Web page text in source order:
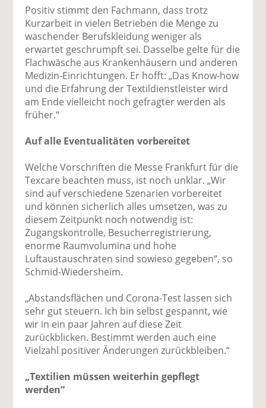
Positiv stimmt den Fachmann, dass trotz
Kurzarbeit in vielen Betrieben die Menge zu
waschender Berufskleidung weniger als
erwartet geschrumpft sei. Dasselbe gelte für die
Flachwäsche aus Krankenhäusern und anderen
Medizin-Einrichtungen. Er hofft: „Das Know-how
und die Erfahrung der Textildienstleister wird
am Ende vielleicht noch gefragter werden als
früher.“
Auf alle Eventualitäten vorbereitet
Welche Vorschriften die Messe Frankfurt für die
Texcare beachten muss, ist noch unklar. „Wir
sind auf verschiedene Szenarien vorbereitet
und können sicherlich alles umsetzen, was zu
diesem Zeitpunkt noch notwendig ist:
Zugangskontrolle, Besucherregistrierung,
enorme Raumvolumina und hohe
Luftaustauschraten sind sowieso gegeben“, so
Schmid-Wiedersheim.
„Abstandsflächen und Corona-Test lassen sich
sehr gut steuern. Ich bin selbst gespannt, wie
wir in ein paar Jahren auf diese Zeit
zurückblicken. Bestimmt werden auch eine
Vielzahl positiver Änderungen zurückbleiben.“
„Textilien müssen weiterhin gepflegt
werden“